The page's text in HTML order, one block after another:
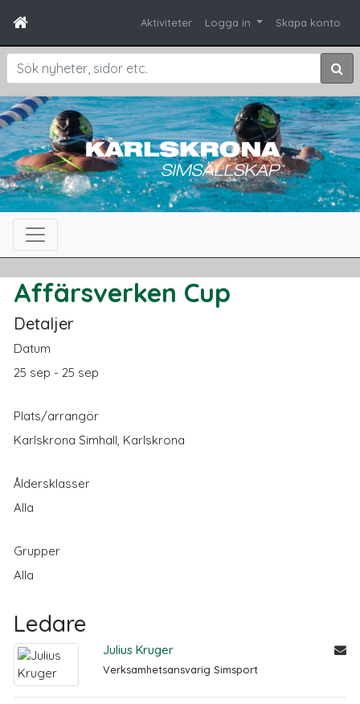
Aktiviteter Logga in Skapa konto
Sök
Affärsverken Cup
Detaljer
Datum
25 sep - 25 sep
Plats/arrangör
Karlskrona Simhall, Karlskrona
Åldersklasser
Alla
Grupper
Alla
Ledare
Julius Kruger
Verksamhetsansvarig Simsport